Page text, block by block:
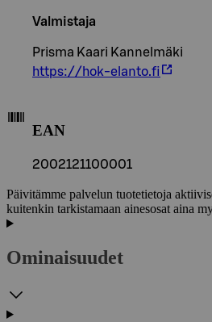
Valmistaja
Prisma Kaari Kannelmäki
https://hok-elanto.fi
EAN
2002121100001
Päivitämme palvelun tuotetietoja
kuitenkin tarkistamaan ainesosat aina
Ominaisuudet